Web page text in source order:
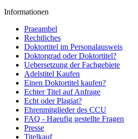
Informationen
Praeambel
Rechtliches
Doktortitel im Personalausweis
Doktorgrad oder Doktortitel?
Uebersetzung der Fachgebiete
Adelstitel Kaufen
Einen Doktortitel kaufen?
Echter Titel auf Anfrage
Echt oder Plagiat?
Ehrenmitglieder des CCU
FAQ - Haeufig gestellte Fragen
Presse
Titelkauf